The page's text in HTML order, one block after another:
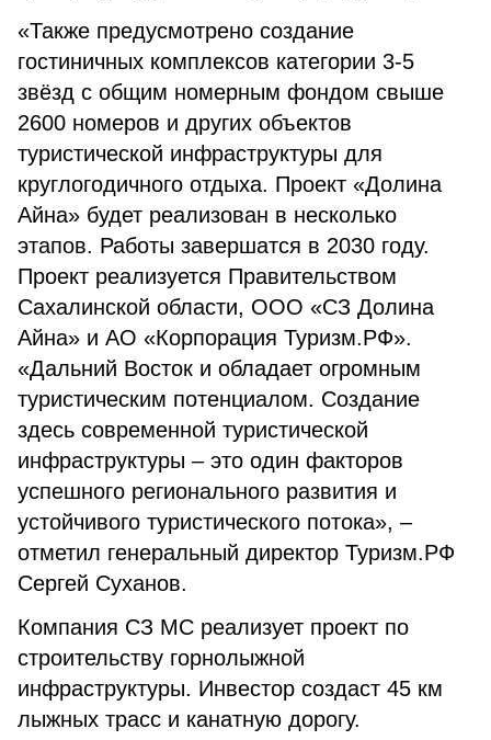
«Также предусмотрено создание
гостиничных комплексов категории 3-5
звёзд с общим номерным фондом свыше
2600 номеров и других объектов
туристической инфраструктуры для
круглогодичного отдыха. Проект «Долина
Айна» будет реализован в несколько
этапов. Работы завершатся в 2030 году.
Проект реализуется Правительством
Сахалинской области, ООО «СЗ Долина
Айна» и АО «Корпорация Туризм.РФ».
«Дальний Восток и обладает огромным
туристическим потенциалом. Создание
здесь современной туристической
инфраструктуры – это один факторов
успешного регионального развития и
устойчивого туристического потока», –
отметил генеральный директор Туризм.РФ
Сергей Суханов.
Компания СЗ МС реализует проект по
строительству горнолыжной
инфраструктуры. Инвестор создаст 45 км
лыжных трасс и канатную дорогу.